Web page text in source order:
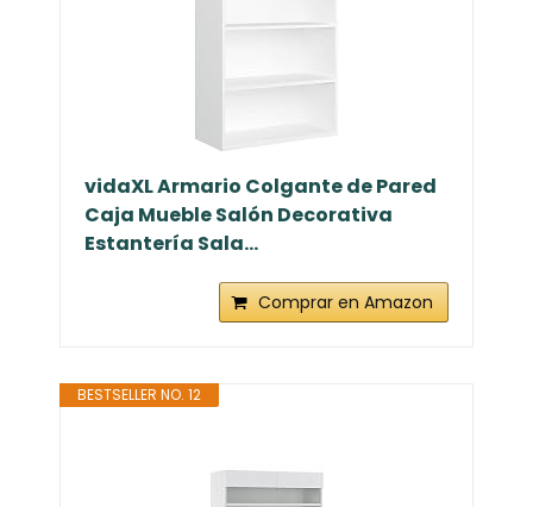
vidaXL Armario Colgante de Pared
Caja Mueble Salón Decorativa
Estantería Sala...
Comprar en Amazon
BESTSELLER NO. 12